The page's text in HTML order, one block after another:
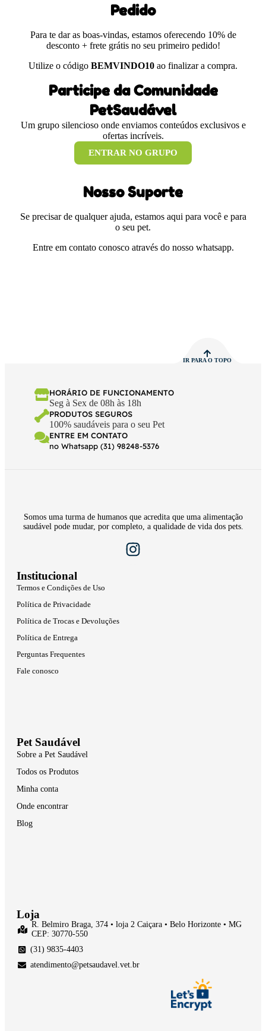
Pedido
Para te dar as boas-vindas, estamos oferecendo 10% de
desconto + frete grátis no seu primeiro pedido!
Utilize o código BEMVINDO10 ao finalizar a compra.
Participe da Comunidade
PetSaudável
Um grupo silencioso onde enviamos conteúdos exclusivos e
ofertas incríveis.
ENTRAR NO GRUPO
Nosso Suporte
Se precisar de qualquer ajuda, estamos aqui para você e para
o seu pet.
Entre em contato conosco através do nosso whatsapp.
IR PARA O TOPO
HORÁRIO DE FUNCIONAMENTO
Seg à Sex de 08h às 18h
PRODUTOS SEGUROS
100% saudáveis para o seu Pet
ENTRE EM CONTATO
no Whatsapp (31) 98248-5376
Somos uma turma de humanos que acredita que uma alimentação
saudável pode mudar, por completo, a qualidade de vida dos pets.
Institucional
Termos e Condições de Uso
Política de Privacidade
Política de Trocas e Devoluções
Política de Entrega
Perguntas Frequentes
Fale conosco
Pet Saudável
Sobre a Pet Saudável
Todos os Produtos
Minha conta
Onde encontrar
Blog
Loja
R. Belmiro Braga, 374 • loja 2 Caiçara • Belo Horizonte • MG
CEP: 30770-550
(31) 9835-4403
atendimento@petsaudavel.vet.br